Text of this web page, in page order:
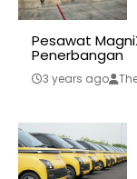
Pesawat
Penerbangan
3 years ago